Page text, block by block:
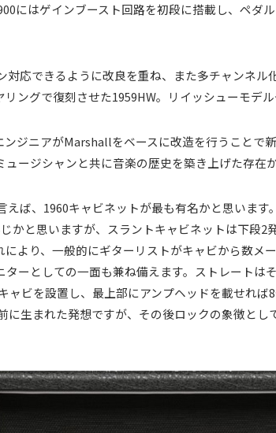
にはゲインブースト回路を初段に搭載し、ペダ
対応できるように改良を重ね、また多チャンネ
ングで復刻させた1959HW。リイッシューモデ
ジニアがMarshallをベースに改造を行うことで
ージシャンと共に音楽の歴史を築き上げた存在か
ば、1960キャビネットが最も有名かと思いま
かと思いますが、スラントキャビネットは下段
より、一般的にギターリストがキャビから数メ
ーとしての一面も兼ね備えます。ストレートは
ャビを設置し、最上部にアンプヘッドを載せれ
に生まれた発想ですが、その後ロックの象徴と